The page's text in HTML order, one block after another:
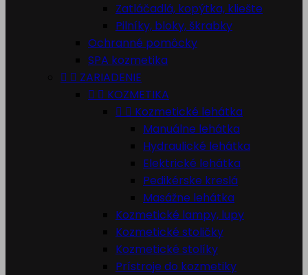
Zatláčadlá, kopýtka, kliešte
Pilníky, bloky, škrabky
Ochranné pomôcky
SPA kozmetika
  ZARIADENIE
  KOZMETIKA
  Kozmetické lehátka
Manuálne lehátka
Hydraulické lehátka
Elektrické lehátka
Pedikérske kreslá
Masážne lehátka
Kozmetické lampy, lupy
Kozmetické stoličky
Kozmetické stolíky
Prístroje do kozmetiky